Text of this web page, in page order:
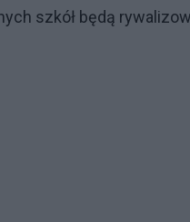
szkół będą